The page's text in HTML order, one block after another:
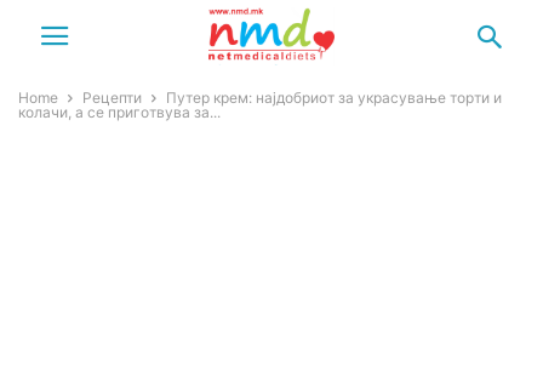
Home Рецепти
Путер крем: најдобриот за украсување торти и
колачи, а се приготвува за...